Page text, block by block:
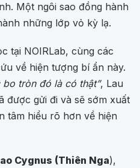
Một ngôi sao đồng hành
những lớp vỏ kỳ lạ.
tại NOIRLab, cùng các
về hiện tượng bí ẩn này.
bo tròn đó là có thật”, Lau
được gửi đi và sẽ sớm xuất
tâm hiểu rõ hơn về hiện
Cygnus (Thiên Nga),